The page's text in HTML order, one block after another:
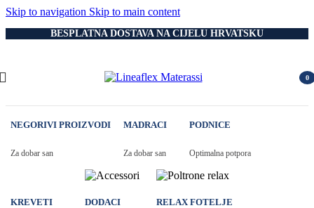
Skip to navigation Skip to main content
BESPLATNA DOSTAVA NA CIJELU HRVATSKU
0
NEGORIVI PROIZVODI
Za dobar san
MADRACI
Za dobar san
PODNICE
Optimalna potpora
KREVETI DODACI RELAX FOTELJE